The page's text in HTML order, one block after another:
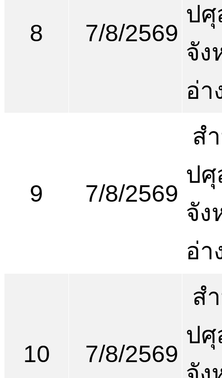
8 7/8/2569
ปศุ
จัง
อ่า
9 7/8/2569
ส
ปศุ
จัง
อ่า
10 7/8/2569
ส
ปศุ